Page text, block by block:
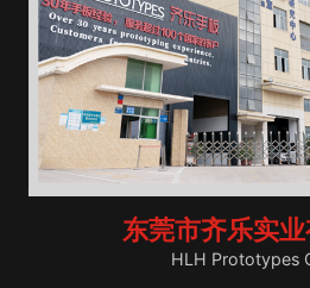
东莞市齐乐实业
HLH Prototypes